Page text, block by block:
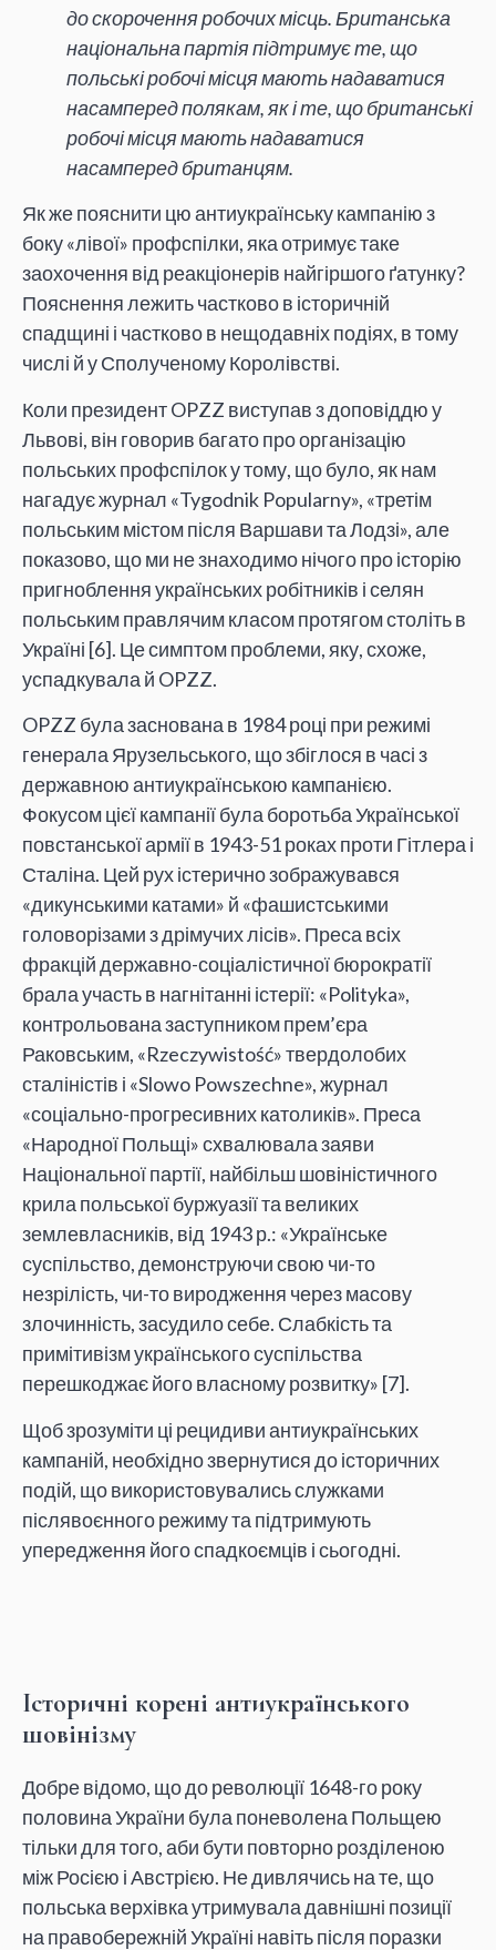
до скорочення робочих місць. Британська
національна партія підтримує те, що
польські робочі місця мають надаватися
насамперед полякам, як і те, що британські
робочі місця мають надаватися
насамперед британцям.
Як же пояснити цю антиукраїнську кампанію з
боку «лівої» профспілки, яка отримує таке
заохочення від реакціонерів найгіршого ґатунку?
Пояснення лежить частково в історичній
спадщині і частково в нещодавніх подіях, в тому
числі й у Сполученому Королівстві.
Коли президент OPZZ виступав з доповіддю у
Львові, він говорив багато про організацію
польських профспілок у тому, що було, як нам
нагадує журнал «Tygodnik Popularny», «третім
польським містом після Варшави та Лодзі», але
показово, що ми не знаходимо нічого про історію
пригноблення українських робітників і селян
польським правлячим класом протягом століть в
Україні [6]. Це симптом проблеми, яку, схоже,
успадкувала й OPZZ.
OPZZ була заснована в 1984 році при режимі
генерала Ярузельського, що збіглося в часі з
державною антиукраїнською кампанією.
Фокусом цієї кампанії була боротьба Української
повстанської армії в 1943-51 роках проти Гітлера і
Сталіна. Цей рух істерично зображувався
«дикунськими катами» й «фашистськими
головорізами з дрімучих лісів». Преса всіх
фракцій державно-соціалістичної бюрократії
брала участь в нагнітанні істерії: «Polityka»,
контрольована заступником прем’єра
Раковським, «Rzeczywistość» твердолобих
сталіністів і «Slowo Powszechne», журнал
«соціально-прогресивних католиків». Преса
«Народної Польщі» схвалювала заяви
Національної партії, найбільш шовіністичного
крила польської буржуазії та великих
землевласників, від 1943 р.: «Українське
суспільство, демонструючи свою чи-то
незрілість, чи-то виродження через масову
злочинність, засудило себе. Слабкість та
примітивізм українського суспільства
перешкоджає його власному розвитку» [7].
Щоб зрозуміти ці рецидиви антиукраїнських
кампаній, необхідно звернутися до історичних
подій, що використовувались служками
післявоєнного режиму та підтримують
упередження його спадкоємців і сьогодні.
Історичні корені антиукраїнського
шовінізму
Добре відомо, що до революції 1648-го року
половина України була поневолена Польщею
тільки для того, аби бути повторно розділеною
між Росією і Австрією. Не дивлячись на те, що
польська верхівка утримувала давнішні позиції
на правобережній Україні навіть після поразки